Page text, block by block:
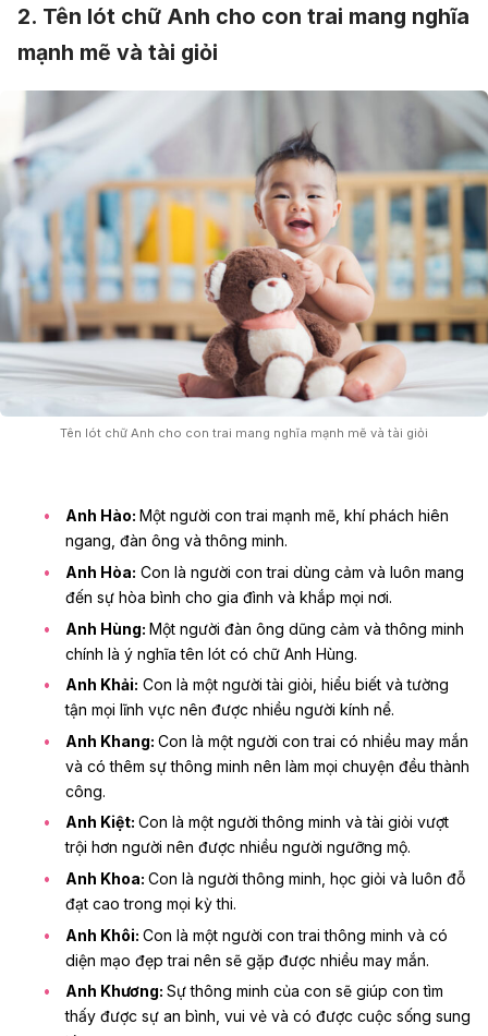
2. Tên lót chữ Anh cho con trai mang nghĩa
mạnh mẽ và tài giỏi
Tên lót chữ Anh cho con trai mang nghĩa mạnh mẽ và tài giỏi
Anh Hào: Một người con trai mạnh mẽ, khí phách hiên
ngang, đàn ông và thông minh.
Anh Hòa: Con là người con trai dùng cảm và luôn mang
đến sự hòa bình cho gia đình và khắp mọi nơi.
Anh Hùng: Một người đàn ông dũng cảm và thông minh
chính là ý nghĩa tên lót có chữ Anh Hùng.
Anh Khải: Con là một người tài giỏi, hiểu biết và tường
tận mọi lĩnh vực nên được nhiều người kính nể.
Anh Khang: Con là một người con trai có nhiều may mắn
và có thêm sự thông minh nên làm mọi chuyện đều thành
công.
Anh Kiệt: Con là một người thông minh và tài giỏi vượt
trội hơn người nên được nhiều người ngưỡng mộ.
Anh Khoa: Con là người thông minh, học giỏi và luôn đỗ
đạt cao trong mọi kỳ thi.
Anh Khôi: Con là một người con trai thông minh và có
diện mạo đẹp trai nên sẽ gặp được nhiều may mắn.
Anh Khương: Sự thông minh của con sẽ giúp con tìm
thấy được sự an bình, vui vẻ và có được cuộc sống sung